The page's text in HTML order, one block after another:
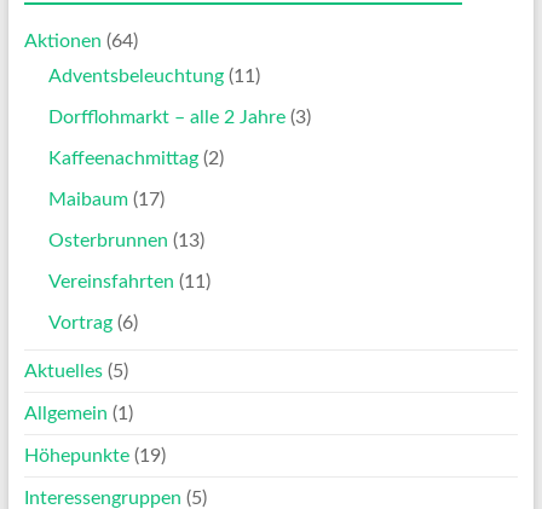
Aktionen (64)
Adventsbeleuchtung(11)
Dorfflohmarkt – alle 2 Jahre(3)
Kaffeenachmittag(2)
Maibaum(17)
Osterbrunnen (13)
Vereinsfahrten (11)
Vortrag(6)
Aktuelles(5)
Allgemein (1)
Höhepunkte(19)
Interessengruppen (5)